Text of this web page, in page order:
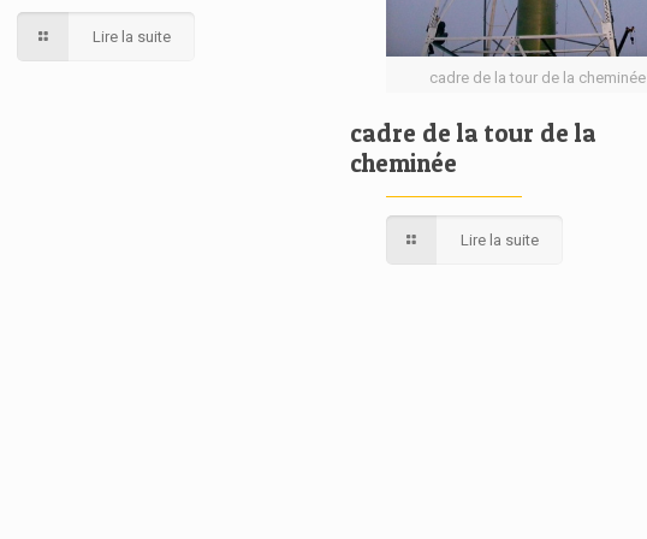
Lire la suite
cadre de la tour de la cheminée
cadre de la tour de la
cheminée
Lire la suite